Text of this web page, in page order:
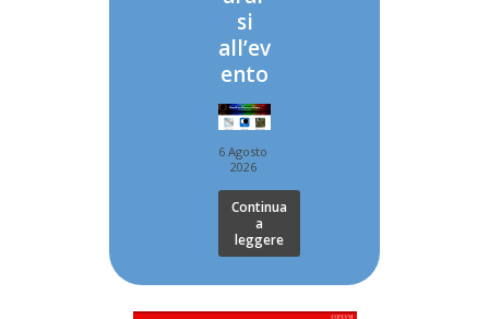
si
all’ev
ento
6 Agosto
2026
Continua
a
leggere